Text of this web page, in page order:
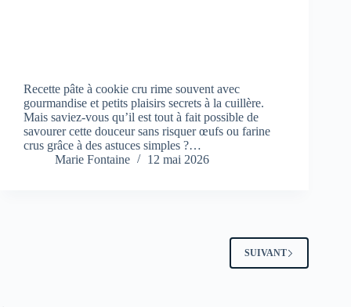
Recette pâte à cookie cru rime souvent avec
gourmandise et petits plaisirs secrets à la cuillère.
Mais saviez-vous qu’il est tout à fait possible de
savourer cette douceur sans risquer œufs ou farine
crus grâce à des astuces simples ?…
Marie Fontaine
12 mai 2026
SUIVANT